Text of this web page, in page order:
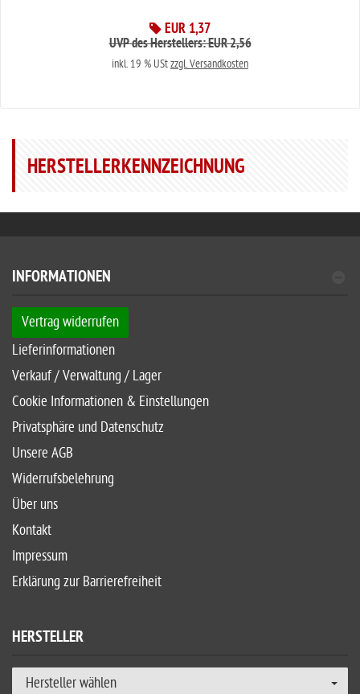
EUR 1,37
UVP des Herstellers: EUR 2,56
inkl. 19 % UStzzgl. Versandkosten
HERSTELLERKENNZEICHNUNG
INFORMATIONEN
Vertrag widerrufen
Lieferinformationen
Verkauf / Verwaltung / Lager
Cookie Informationen & Einstellungen
Privatsphäre und Datenschutz
Unsere AGB
Widerrufsbelehrung
Über uns
Kontakt
Impressum
Erklärung zur Barrierefreiheit
HERSTELLER
Hersteller wählen